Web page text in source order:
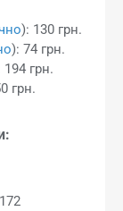
): 130 грн.
): 74 грн.
194 грн.
грн.